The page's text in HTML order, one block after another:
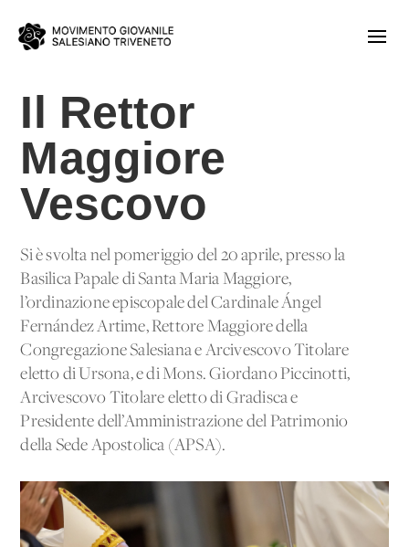
Il Rettor
Maggiore
Vescovo
Si è svolta nel pomeriggio del 20 aprile, presso la
Basilica Papale di Santa Maria Maggiore,
l’ordinazione episcopale del Cardinale Ángel
Fernández Artime, Rettore Maggiore della
Congregazione Salesiana e Arcivescovo Titolare
eletto di Ursona, e di Mons. Giordano Piccinotti,
Arcivescovo Titolare eletto di Gradisca e
Presidente dell’Amministrazione del Patrimonio
della Sede Apostolica (APSA).